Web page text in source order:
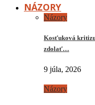
NÁZORY
Názory
Kosťuková
zdolať…
9 júla, 2026
Názory